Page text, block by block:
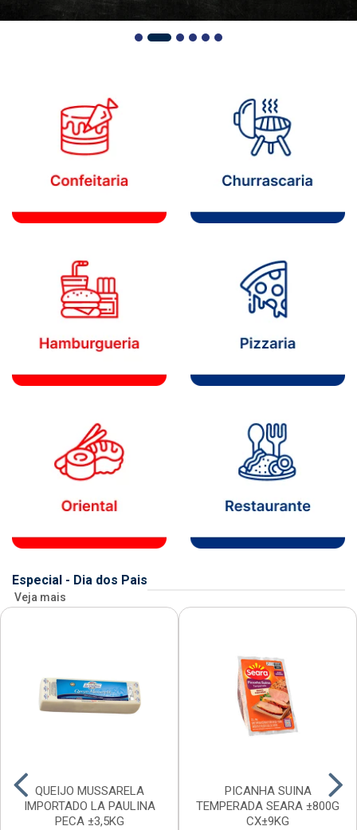
Especial - Dia dos Pais
Veja mais
QUEIJO MUSSARELA
IMPORTADO LA PAULINA
PECA ±3,5KG
PICANHA SUINA
TEMPERADA SEARA ±800G
CX±9KG